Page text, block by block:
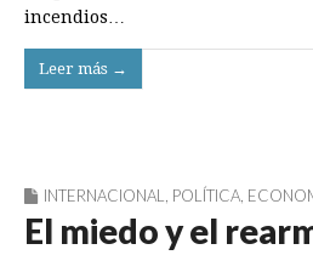
incendios…
Leer más →
INTERNACIONAL POLÍTICA
El miedo y el